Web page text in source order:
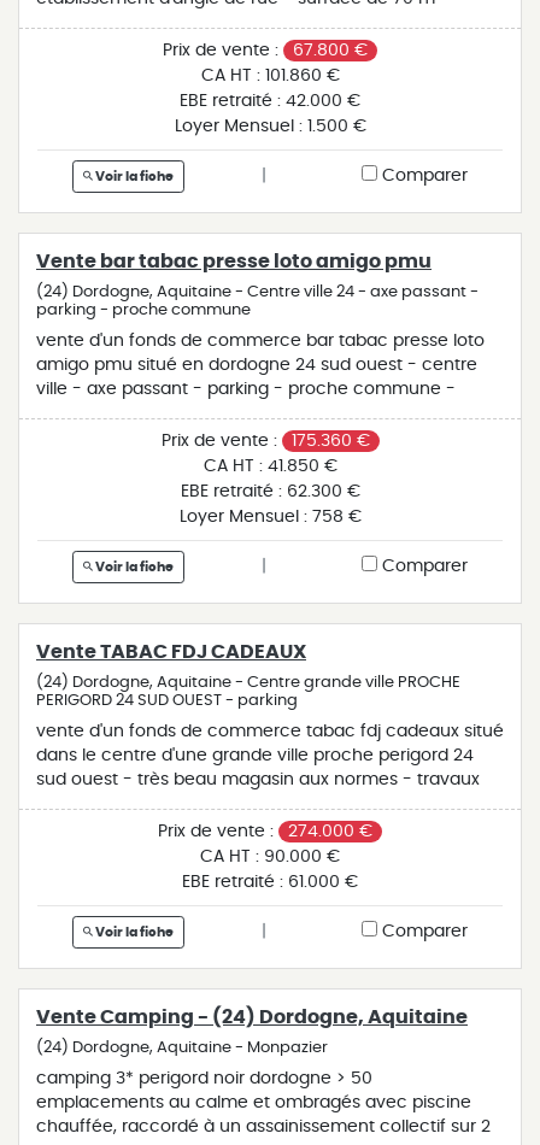
chambre - chiffre d'affaires ht (hors commissions) 101
860 € - commissions 51 180 €
Prix de vente :
67.800 €
CA HT : 101.860 €
EBE retraité : 42.000 €
Loyer Mensuel : 1.500 €
Voir la fiche Comparer
Vente bar tabac presse loto amigo pmu
(24) Dordogne, Aquitaine - Centre ville 24 - axe passant -
parking - proche commune
vente d'un fonds de commerce bar tabac presse loto
amigo pmu situé en dordogne 24 sud ouest - centre
ville - axe passant - parking - proche commune -
complet - fermeture le jeudi - chiffre d'affaires 84 700
€ - commissions 65 600 € - ebe 62 300 €
Prix de vente :
175.360 €
CA HT : 41.850 €
EBE retraité : 62.300 €
Loyer Mensuel : 758 €
Voir la fiche Comparer
Vente TABAC FDJ CADEAUX
(24) Dordogne, Aquitaine - Centre grande ville PROCHE
PERIGORD 24 SUD OUEST - parking
vente d'un fonds de commerce tabac fdj cadeaux situé
dans le centre d'une grande ville proche perigord 24
sud ouest - très beau magasin aux normes - travaux
- matériel complet - fermé le dimanche après midi - 3
semaines de congés - chiffre d'affaires 90 000 -
commissions 82 700 € - ebe 61 000 €
Prix de vente :
274.000 €
CA HT : 90.000 €
EBE retraité : 61.000 €
Voir la fiche Comparer
Vente Camping - (24) Dordogne, Aquitaine
(24) Dordogne, Aquitaine - Monpazier
camping 3* perigord noir dordogne > 50
emplacements au calme et ombragés avec piscine
chauffée, raccordé à un assainissement collectif sur 2